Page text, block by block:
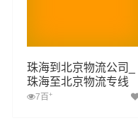
珠海到北京物流公司_
珠海至北京物流专线
7百 +